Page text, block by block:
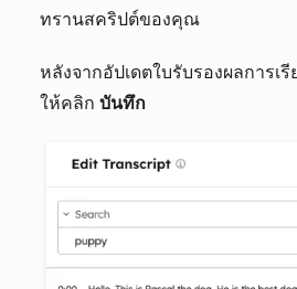
ทรานสคริปต์ของคุณ
หลังจากอัปเดตใบรับรองผลการ
ให้คลิก บันทึก